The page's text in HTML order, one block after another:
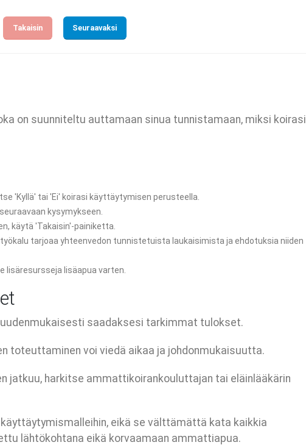
Takaisin Seuraavaksi
on suunniteltu auttamaan sinua tunnistamaan, miksi koirasi
'Kyllä' tai 'Ei' koirasi käyttäytymisen perusteella.
kysymykseen.
käytä 'Takaisin'-painiketta.
tarjoaa yhteenvedon tunnistetuista laukaisimista ja ehdotuksia niiden
lisäresursseja lisäapua varten.
saadaksesi tarkimmat tulokset.
toteuttaminen voi viedä aikaa ja johdonmukaisuutta.
jatkuu, harkitse ammattikoirankouluttajan tai eläinlääkärin
eikä se välttämättä kata kaikkia
lähtökohtana eikä korvaamaan ammattiapua.